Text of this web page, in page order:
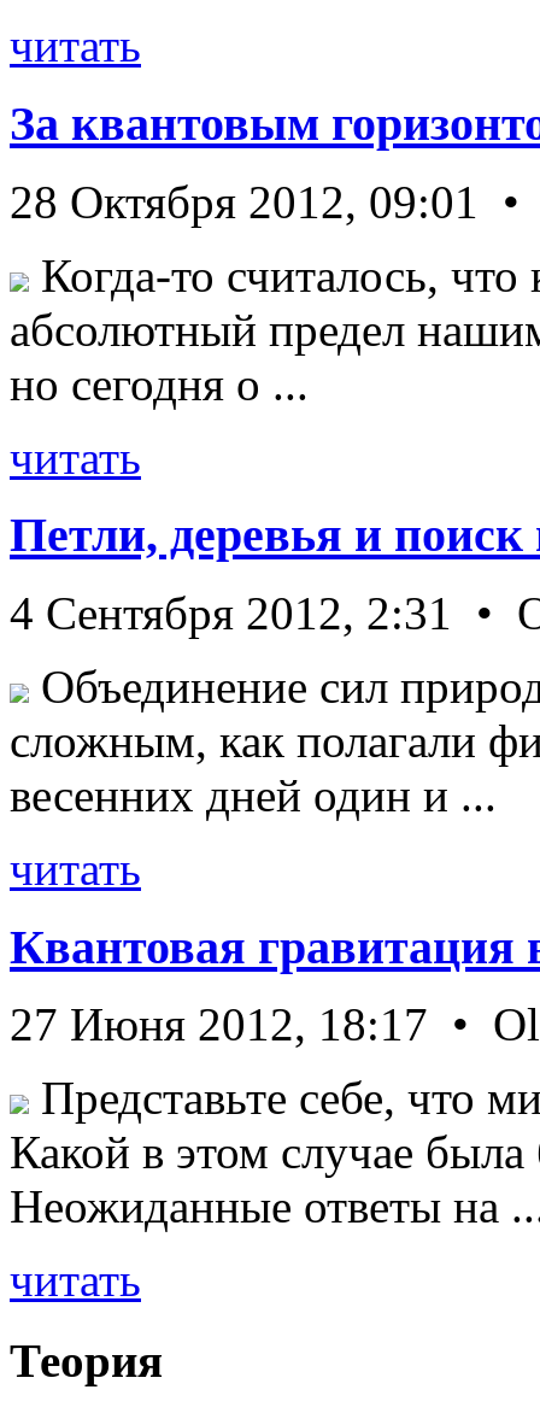
читать
За квантовым
28 Октября 2012, 09:01
Когда-то считалось, что
абсолютный предел
но сегодня о ...
читать
Петли, деревья и
4 Сентября 2012, 2:31 •
Объединение сил
сложным, как полагали
весенних дней один и ...
читать
Квантовая гравитация
27 Июня 2012, 18:17 •
Представьте себе, что
Какой в этом случае
Неожиданные ответы на
читать
Теория